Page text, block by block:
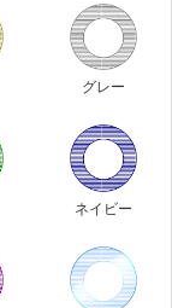
グレー
ネイビー